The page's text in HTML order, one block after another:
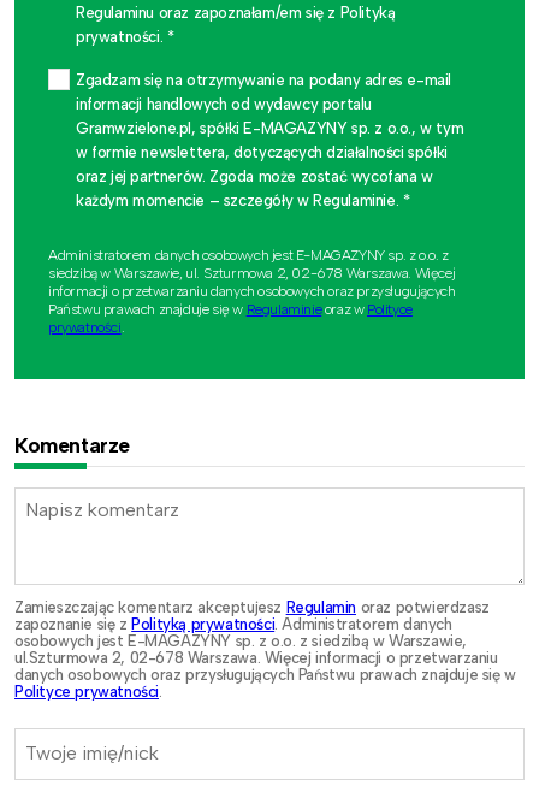
Regulaminu oraz zapoznałam/em się z Polityką
prywatności. *
Zgadzam się na otrzymywanie na podany adres e-mail
informacji handlowych od wydawcy portalu
Gramwzielone.pl, spółki E-MAGAZYNY sp. z o.o., w tym
w formie newslettera, dotyczących działalności spółki
oraz jej partnerów. Zgoda może zostać wycofana w
każdym momencie – szczegóły w Regulaminie. *
Administratorem danych osobowych jest E-MAGAZYNY sp. z o.o. z
siedzibą w Warszawie, ul. Szturmowa 2, 02-678 Warszawa. Więcej
informacji o przetwarzaniu danych osobowych oraz przysługujących
Państwu prawach znajduje się w Regulaminieoraz w Polityce
prywatności.
Komentarze
Zamieszczając komentarz akceptujesz Regulamin oraz potwierdzasz
zapoznanie się z Polityką prywatności. Administratorem danych
osobowych jest E-MAGAZYNY sp. z o.o. z siedzibą w Warszawie,
ul.Szturmowa 2, 02-678 Warszawa. Więcej informacji o przetwarzaniu
danych osobowych oraz przysługujących Państwu prawach znajduje się w
Polityce prywatności.